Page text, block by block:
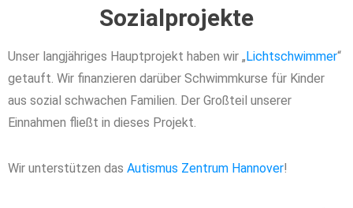
Sozialprojekte
Unser langjähriges Hauptprojekt haben wir „Lichtschwimmer“
getauft. Wir finanzieren darüber Schwimmkurse für Kinder
aus sozial schwachen Familien. Der Großteil unserer
Einnahmen fließt in dieses Projekt.
Wir unterstützen das Autismus Zentrum Hannover!